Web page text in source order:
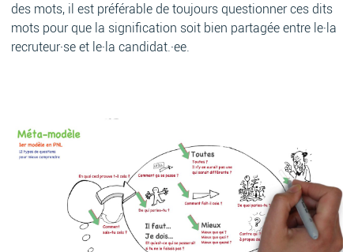
des mots, il est préférable de toujours questionner ces dits
mots pour que la signification soit bien partagée entre le·la
recruteur·se et le·la candidat.·ee.